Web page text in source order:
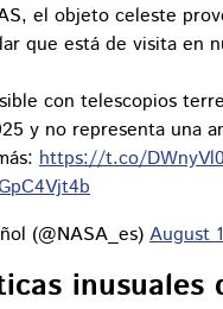
el objeto celeste
que está de visita en
con telescopios
y no representa una
https://t.co/
(@NASA_es) August
inusuales